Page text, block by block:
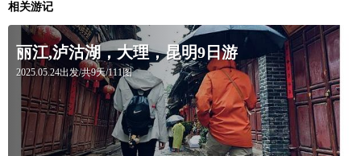
相关游记
丽江,泸沽湖，大理，昆明9日游
2025.05.24出发/共9天/111图